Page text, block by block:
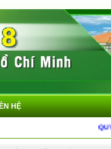
HỆ